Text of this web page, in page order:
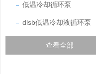
低温冷却循环泵
dlsb低温冷却液循环泵
查看全部